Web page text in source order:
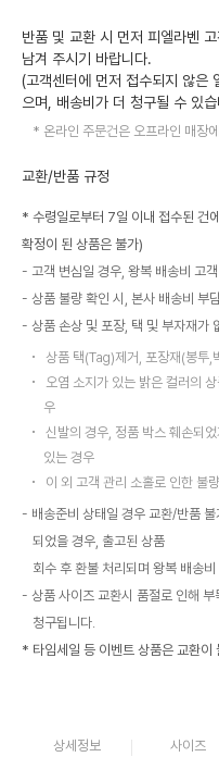
반품 및 교환 시 먼저 피엘라벤
남겨 주시기 바랍니다.
(고객센터에 먼저 접수되지 않은
으며, 배송비가 더 청구될 수 있
온라인 주문건은 오프라인 매장
교환/반품 규정
* 수령일로부터 7일 이내 접수된 건
확정이 된 상품은 불가)
고객 변심일 경우, 왕복 배송비 고
상품 불량 확인 시, 본사 배송비 부
상품 손상 및 포장, 택 및 부자재가
상품 택(Tag)제거, 포장재(봉투,
오염 소지가 있는 밝은 컬러의
우
신발의 경우, 정품 박스 훼손되
있는 경우
이 외 고객 관리 소홀로 인한 불
배송준비 상태일 경우 교환/반품
되었을 경우, 출고된 상품
회수 후 환불 처리되며 왕복 배송비
상품 사이즈 교환시 품절로 인해
청구됩니다.
* 타임세일 등 이벤트 상품은 교환이
상세정보 사이즈